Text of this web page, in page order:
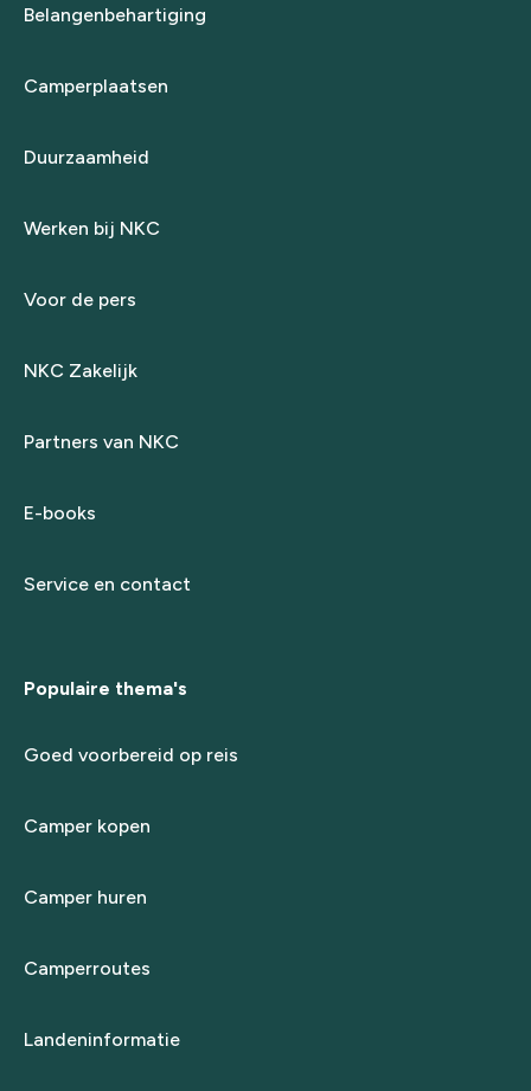
Belangenbehartiging
Camperplaatsen
Duurzaamheid
Werken bij NKC
Voor de pers
NKC Zakelijk
Partners van NKC
E-books
Service en contact
Populaire thema's
Goed voorbereid op reis
Camper kopen
Camper huren
Camperroutes
Landeninformatie